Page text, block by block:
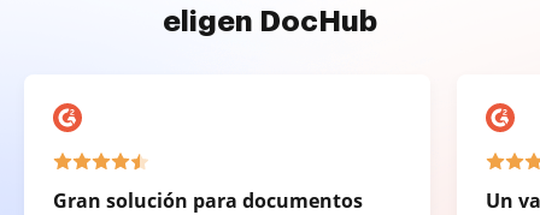
eligen DocHub
Gran solución para documentos
Un